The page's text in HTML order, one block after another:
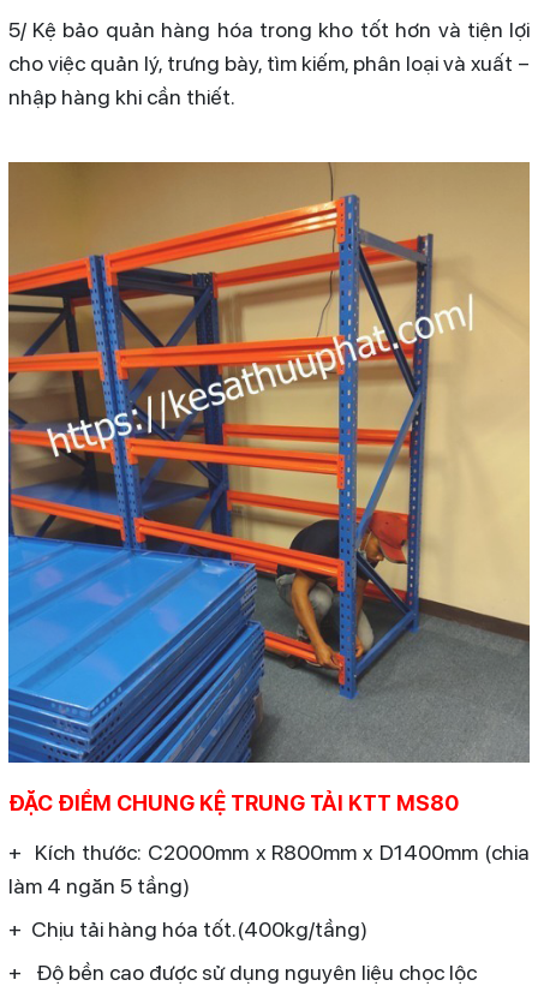
5/ Kệ bảo quản hàng hóa trong kho tốt hơn và tiện lợi
cho việc quản lý, trưng bày, tìm kiếm, phân loại và xuất –
nhập hàng khi cần thiết.
ĐẶC ĐIỂM CHUNG KỆ TRUNG TẢI KTT MS80
+ Kích thước: C2000mm x R800mm x D1400mm (chia
làm 4 ngăn 5 tầng)
+ Chịu tải hàng hóa tốt.(400kg/tầng)
+ Độ bền cao được sử dụng nguyên liệu chọc lộc